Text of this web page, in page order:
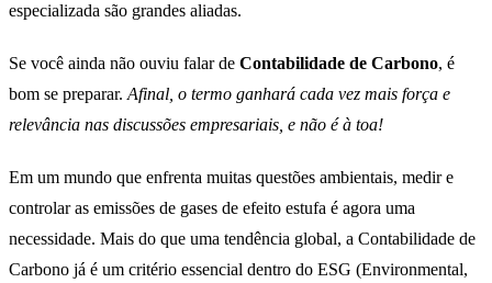
especializada são grandes aliadas.
Se você ainda não ouviu falar de Contabilidade de Carbono, é
bom se preparar. Afinal, o termo ganhará cada vez mais força e
relevância nas discussões empresariais, e não é à toa!
Em um mundo que enfrenta muitas questões ambientais, medir e
controlar as emissões de gases de efeito estufa é agora uma
necessidade. Mais do que uma tendência global, a Contabilidade de
Carbono já é um critério essencial dentro do ESG (Environmental,